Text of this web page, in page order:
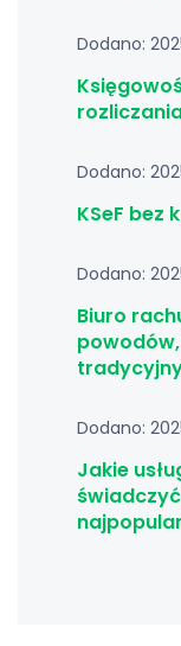
Dodano:
Dodano:
KSeF bez
Dodano:
Biuro
Dodano:
Jakie